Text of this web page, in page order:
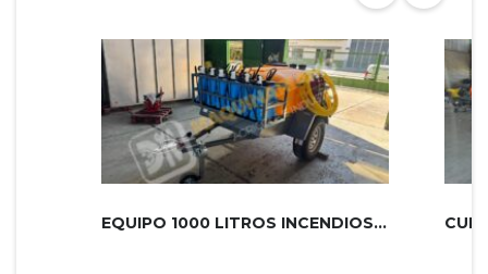
EQUIPO 1000 LITROS INCENDIOS PLUS 2...